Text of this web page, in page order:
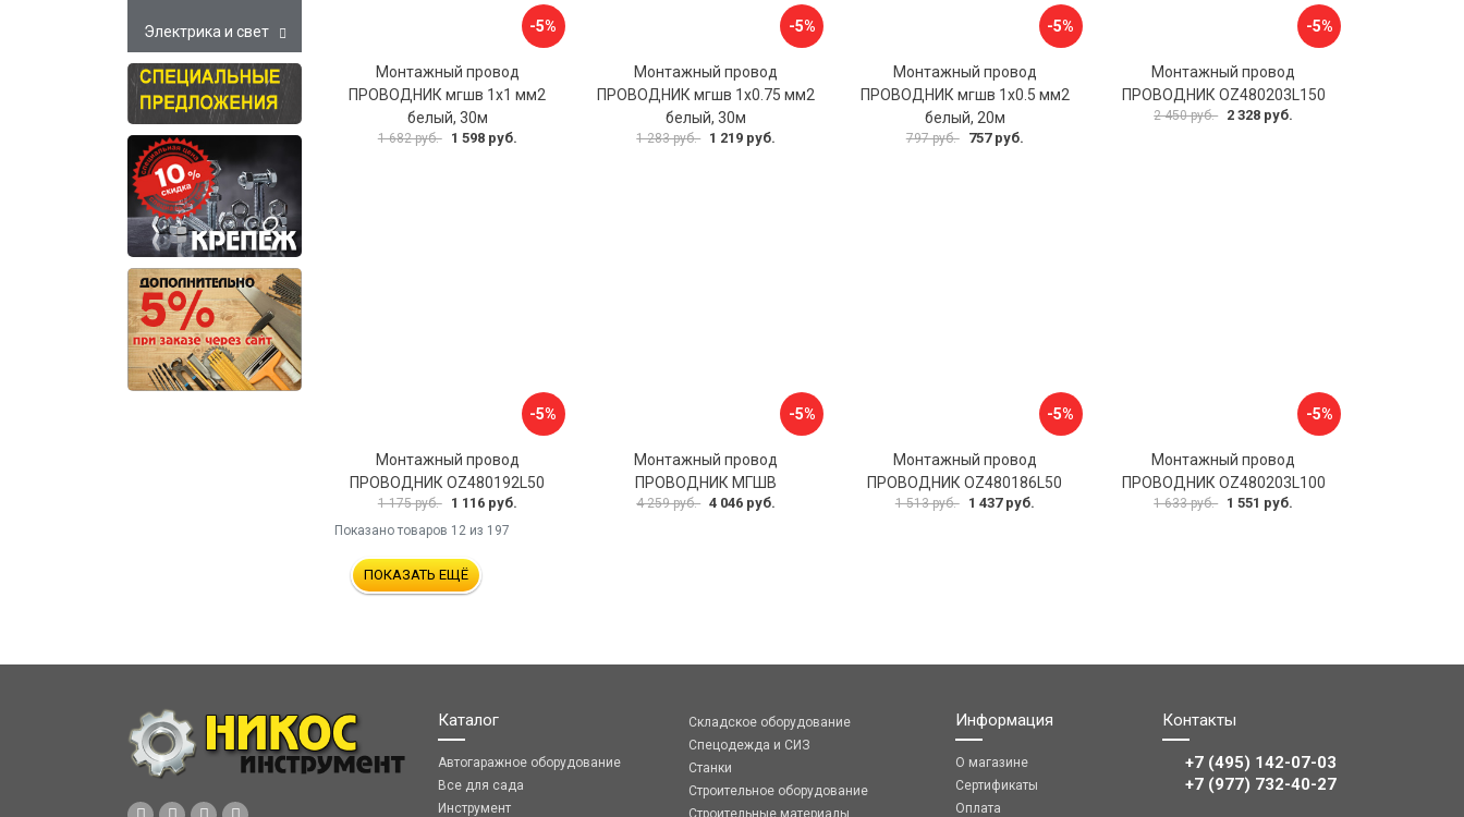
-5%
Монтажный провод
ПРОВОДНИК мгшв 1x1 мм2
белый, 30м
1 682 руб. 1 598 руб.
-5%
Монтажный провод
ПРОВОДНИК мгшв 1x0.75 мм2
белый, 30м
1 283 руб. 1 219 руб.
-5%
Монтажный провод
ПРОВОДНИК мгшв 1x0.5 мм2
белый, 20м
797 руб. 757 руб.
-5%
Монтажный провод
ПРОВОДНИК OZ480203L150
2 450 руб. 2 328 руб.
-5%
Монтажный провод
ПРОВОДНИК OZ480192L50
1 175 руб. 1 116 руб.
-5%
Монтажный провод
ПРОВОДНИК МГШВ
4 259 руб. 4 046 руб.
-5%
Монтажный провод
ПРОВОДНИК OZ480186L50
1 513 руб. 1 437 руб.
-5%
Монтажный провод
ПРОВОДНИК OZ480203L100
1 633 руб. 1 551 руб.
Показано товаров 12 из 197
ПОКАЗАТЬ ЕЩЁ
Электрика и свет
Каталог
Автогаражное оборудование
Все для сада
Инструмент
Складское оборудование
Спецодежда и СИЗ
Станки
Строительное оборудование
Строительные материалы
Информация
О магазине
Сертификаты
Оплата
Контакты
+7 (495) 142-07-03
‎‎+7 (977) 732-40-27